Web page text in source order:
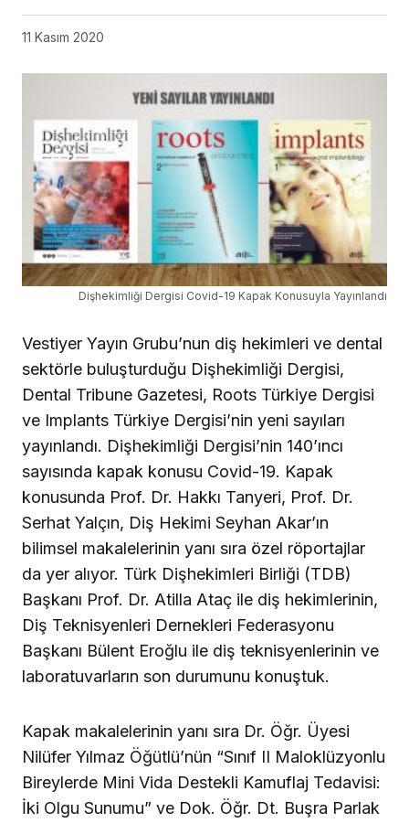
11 Kasım 2020
Dişhekimliği Dergisi Covid-19 Kapak Konusuyla Yayınlandı
Vestiyer Yayın Grubu’nun diş hekimleri ve dental
sektörle buluşturduğu Dişhekimliği Dergisi,
Dental Tribune Gazetesi, Roots Türkiye Dergisi
ve Implants Türkiye Dergisi’nin yeni sayıları
yayınlandı. Dişhekimliği Dergisi’nin 140’ıncı
sayısında kapak konusu Covid-19. Kapak
konusunda Prof. Dr. Hakkı Tanyeri, Prof. Dr.
Serhat Yalçın, Diş Hekimi Seyhan Akar’ın
bilimsel makalelerinin yanı sıra özel röportajlar
da yer alıyor. Türk Dişhekimleri Birliği (TDB)
Başkanı Prof. Dr. Atilla Ataç ile diş hekimlerinin,
Diş Teknisyenleri Dernekleri Federasyonu
Başkanı Bülent Eroğlu ile diş teknisyenlerinin ve
laboratuvarların son durumunu konuştuk.
Kapak makalelerinin yanı sıra Dr. Öğr. Üyesi
Nilüfer Yılmaz Öğütlü’nün “Sınıf II Maloklüzyonlu
Bireylerde Mini Vida Destekli Kamuflaj Tedavisi:
İki Olgu Sunumu” ve Dok. Öğr. Dt. Buşra Parlak